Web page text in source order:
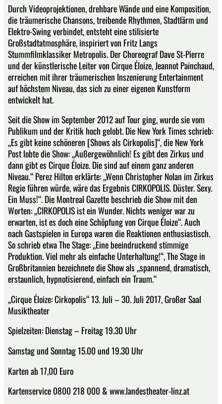
Durch Videoprojektionen, drehbare Wände und eine Komposition,
die träumerische Chansons, treibende Rhythmen, Stadtlärm und
Elektro-Swing verbindet, entsteht eine stilisierte
Großstadtatmosphäre, inspiriert von Fritz Langs
Stummfilmklassiker Metropolis. Der Choreograf Dave St-Pierre
und der künstlerische Leiter von Cirque Éloize, Jeannot Painchaud,
erreichen mit ihrer träumerischen Inszenierung Entertainment
auf höchstem Niveau, das sich zu einer eigenen Kunstform
entwickelt hat.
Seit die Show im September 2012 auf Tour ging, wurde sie vom
Publikum und der Kritik hoch gelobt. Die New York Times schrieb:
„Es gibt keine schöneren [Shows als Cirkopolis]“, die New York
Post lobte die Show: „Außergewöhnlich! Es gibt den Zirkus und
dann gibt es Cirque Éloize. Die sind auf einem ganz anderen
Niveau.“ Perez Hilton erklärte: „Wenn Christopher Nolan im Zirkus
Regie führen würde, wäre das Ergebnis CIRKOPOLIS. Düster. Sexy.
Ein Muss!“. Die Montreal Gazette beschrieb die Show mit den
Worten: „CIRKOPOLIS ist ein Wunder. Nichts weniger war zu
erwarten, ist es doch eine Schöpfung von Cirque Éloize“. Auch
nach Gastspielen in Europa waren die Reaktionen enthusiastisch.
So schrieb etwa The Stage: „Eine beeindruckend stimmige
Produktion. Viel mehr als einfache Unterhaltung!“, The Stage in
Großbritannien bezeichnete die Show als „spannend, dramatisch,
erstaunlich, hypnotisierend, einfach ein Traum.“
„Cirque Éloize: Cirkopolis“ 13. Juli – 30. Juli 2017, Großer Saal
Musiktheater
Spielzeiten: Dienstag – Freitag 19.30 Uhr
Samstag und Sonntag 15.00 und 19.30 Uhr
Karten ab 17,00 Euro
Kartenservice 0800 218 000 & www.landestheater-linz.at